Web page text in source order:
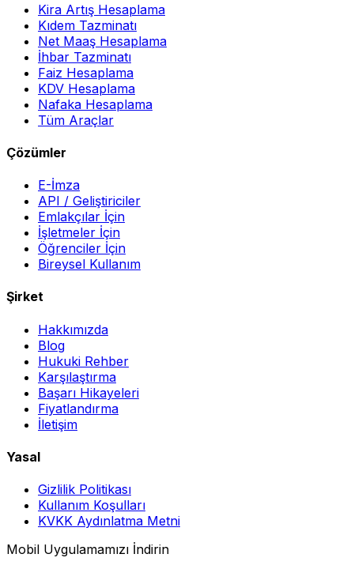
Kira Artış Hesaplama
Kıdem Tazminatı
Net Maaş Hesaplama
İhbar Tazminatı
Faiz Hesaplama
KDV Hesaplama
Nafaka Hesaplama
Tüm Araçlar
Çözümler
E-İmza
API / Geliştiriciler
Emlakçılar İçin
İşletmeler İçin
Öğrenciler İçin
Bireysel Kullanım
Şirket
Hakkımızda
Blog
Hukuki Rehber
Karşılaştırma
Başarı Hikayeleri
Fiyatlandırma
İletişim
Yasal
Gizlilik Politikası
Kullanım Koşulları
KVKK Aydınlatma Metni
Mobil Uygulamamızı İndirin